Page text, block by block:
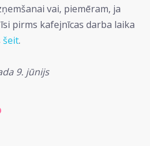
vai, piemēram, ja
pirms kafejnīcas darba laika
šeit.
9. jūnijs
Pinterest